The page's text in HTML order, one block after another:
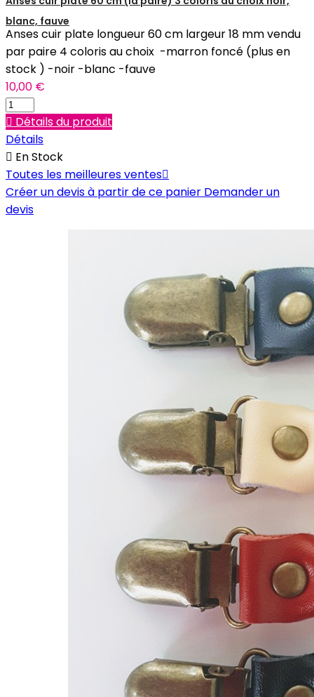
blanc, fauve
Anses cuir plate longueur 60 cm largeur 18 mm vendu
par paire 4 coloris au choix -marron foncé (plus en
stock ) -noir -blanc -fauve
10,00 €
 Détails du produit
Détails
 En Stock
Toutes les meilleures ventes
Créer un devis à partir de ce panier Demander un
devis